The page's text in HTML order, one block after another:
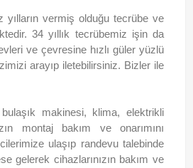
yılların vermiş olduğu tecrübe ve
34 yıllık tecrübemiz işin da
ve çevresine hızlı güler yüzlü
arayıp iletebilirsiniz. Bizler ile
makinesi, klima, elektrikli
montaj bakım ve onarımını
ulaşıp randevu talebinde
gelerek cihazlarınızın bakım ve